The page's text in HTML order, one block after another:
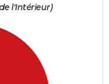
l'Intérieur)